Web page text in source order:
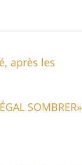
après les
SOMBRER»